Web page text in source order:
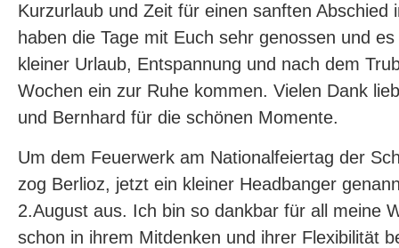
Kurzurlaub und Zeit für einen sanften Abschied
haben die Tage mit Euch sehr genossen und
kleiner Urlaub, Entspannung und nach dem
Wochen ein zur Ruhe kommen. Vielen Dank
und Bernhard für die schönen Momente.
Um dem Feuerwerk am Nationalfeiertag der
zog Berlioz, jetzt ein kleiner Headbanger
2.August aus. Ich bin so dankbar für all meine
schon in ihrem Mitdenken und ihrer Flexibilität